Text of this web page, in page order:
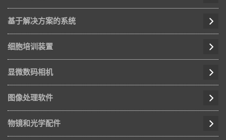
基于解决方案的系统
细胞培训装置
显微数码相机
图像处理软件
物镜和光学配件